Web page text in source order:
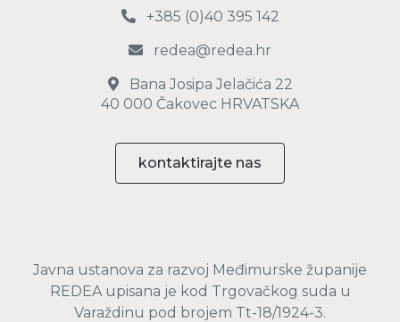
+385 (0)40 395 142
redea@redea.hr
Bana Josipa Jelačića 22
40 000 Čakovec HRVATSKA
kontaktirajte nas
Javna ustanova za razvoj Međimurske županije
REDEA upisana je kod Trgovačkog suda u
Varaždinu pod brojem Tt-18/1924-3.